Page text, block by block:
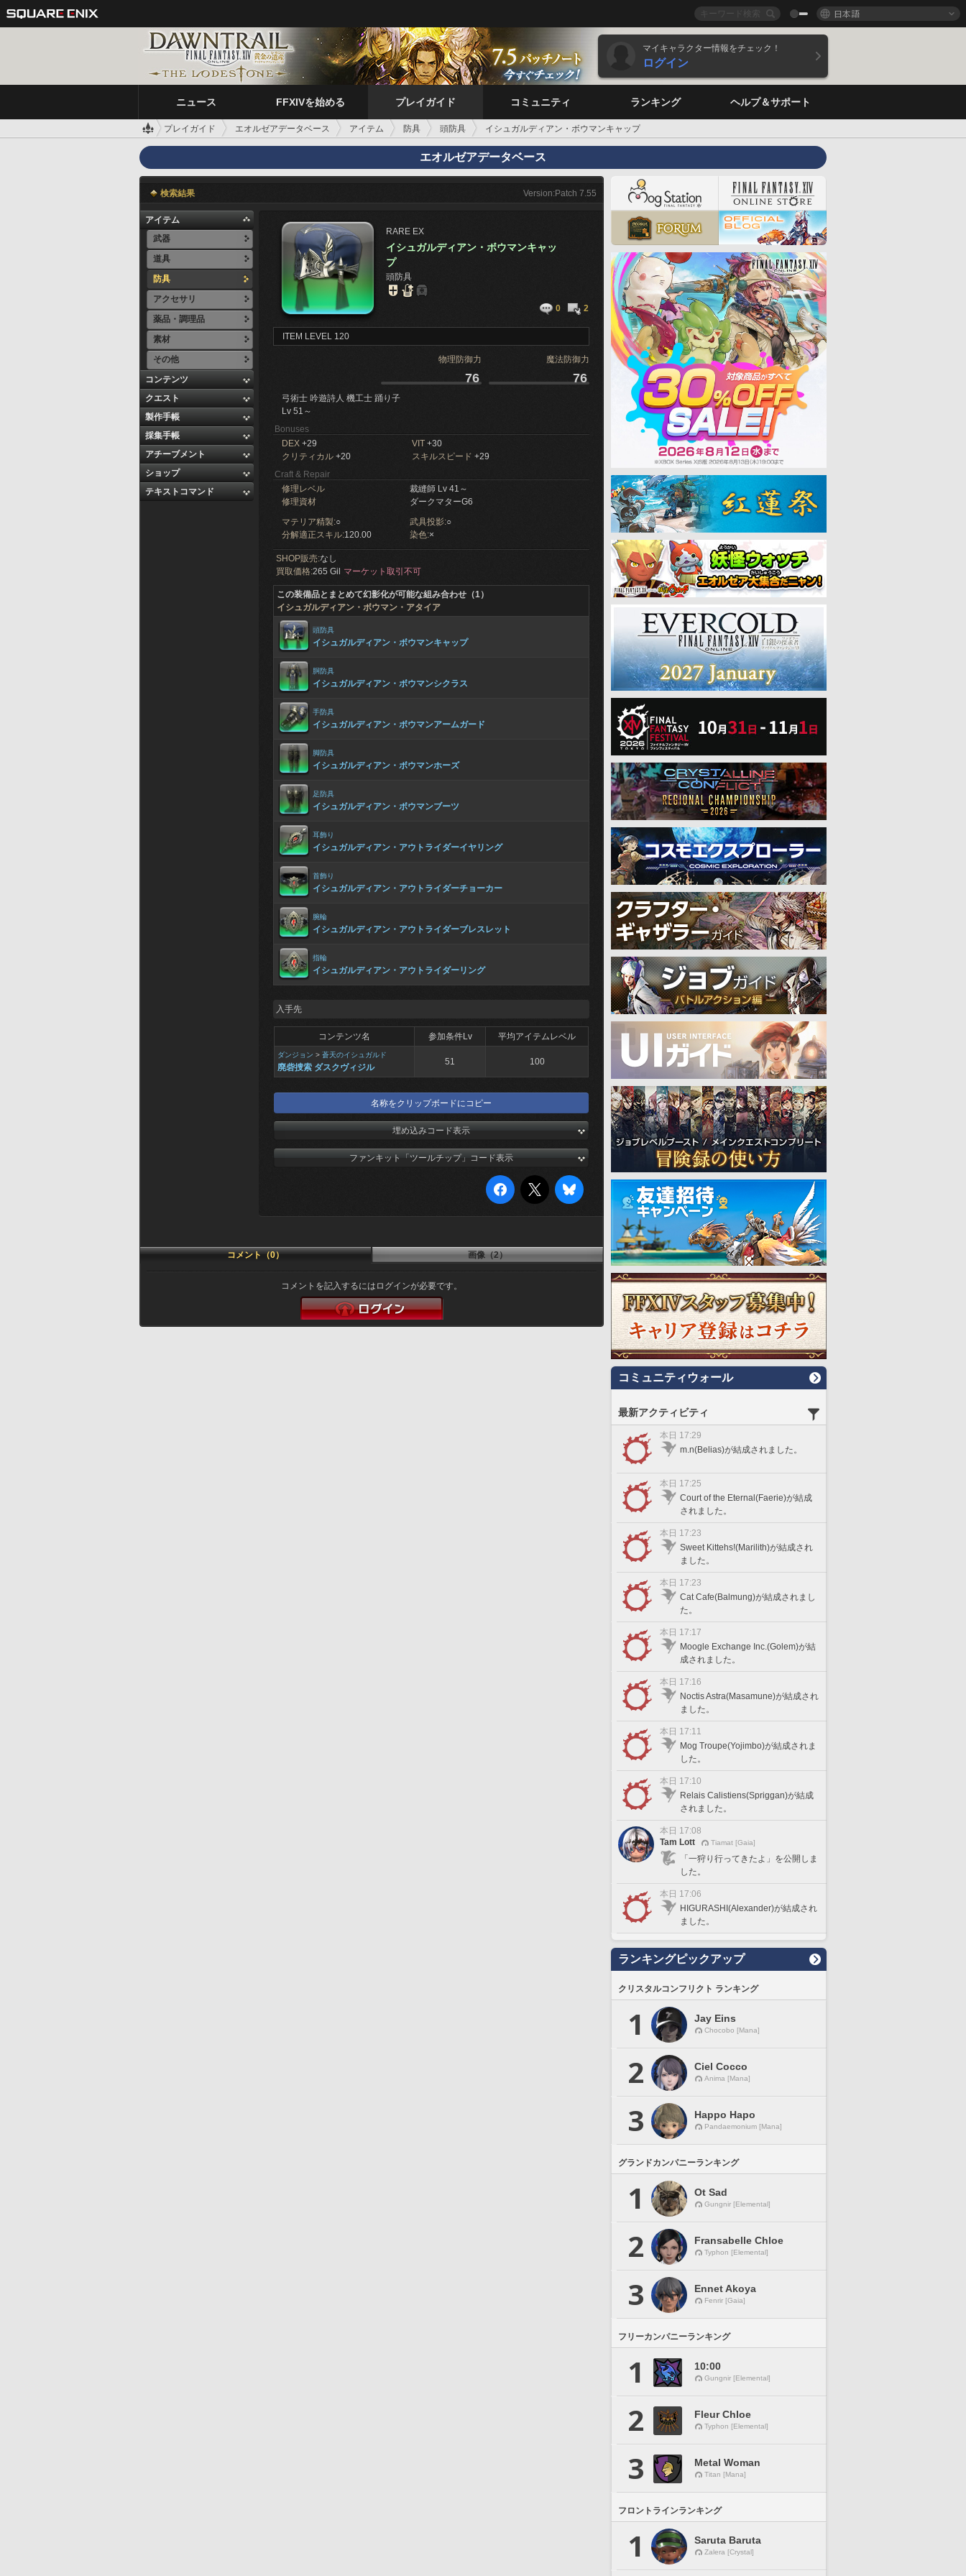
日本語
マイキャラクター情報をチェック！
ログイン
ニュース FFXIVを始める プレイガイド コミュニティ ランキング ヘルプ＆サポート
プレイガイド エオルゼアデータベース アイテム 防具 頭防具 イシュガルディアン・ボウマンキャップ
エオルゼアデータベース
検索結果 Version:Patch 7.55
アイテム
武器
道具
防具
アクセサリ
薬品・調理品
素材
その他
コンテンツ
クエスト
製作手帳
採集手帳
アチーブメント
ショップ
テキストコマンド
RARE EX
イシュガルディアン・ボウマンキャッ
プ
頭防具
0 2
ITEM LEVEL 120
物理防御力 魔法防御力
76 76
弓術士 吟遊詩人 機工士 踊り子
Lv 51～
Bonuses
DEX +29 VIT +30
クリティカル +20 スキルスピード +29
Craft & Repair
修理レベル
裁縫師 Lv 41～
修理資材
ダークマターG6
マテリア精製:○ 武具投影:○
分解適正スキル:120.00 染色:×
SHOP販売:なし
買取価格:265 Gil マーケット取引不可
この装備品とまとめて幻影化が可能な組み合わせ（1）
イシュガルディアン・ボウマン・アタイア
頭防具
イシュガルディアン・ボウマンキャップ
胴防具
イシュガルディアン・ボウマンシクラス
手防具
イシュガルディアン・ボウマンアームガード
脚防具
イシュガルディアン・ボウマンホーズ
足防具
イシュガルディアン・ボウマンブーツ
耳飾り
イシュガルディアン・アウトライダーイヤリング
首飾り
イシュガルディアン・アウトライダーチョーカー
腕輪
イシュガルディアン・アウトライダーブレスレット
指輪
イシュガルディアン・アウトライダーリング
入手先
コンテンツ名 参加条件Lv 平均アイテムレベル
ダンジョン > 蒼天のイシュガルド
廃砦捜索 ダスクヴィジル
51 100
名称をクリップボードにコピー
埋め込みコード表示
ファンキット「ツールチップ」コード表示
コメント（0） 画像（2）
コメントを記入するにはログインが必要です。
コミュニティウォール
最新アクティビティ
本日 17:29
m.n(Belias)が結成されました。
本日 17:25
Court of the Eternal(Faerie)が結成
されました。
本日 17:23
Sweet Kittehs!(Marilith)が結成され
ました。
本日 17:23
Cat Cafe(Balmung)が結成されまし
た。
本日 17:17
Moogle Exchange Inc.(Golem)が結
成されました。
本日 17:16
Noctis Astra(Masamune)が結成され
ました。
本日 17:11
Mog Troupe(Yojimbo)が結成されま
した。
本日 17:10
Relais Calistiens(Spriggan)が結成
されました。
本日 17:08
Tam Lott
Tiamat [Gaia]
「一狩り行ってきたよ」を公開しま
した。
本日 17:06
HIGURASHI(Alexander)が結成され
ました。
ランキングピックアップ
クリスタルコンフリクト ランキング
1 Jay Eins
Chocobo [Mana]
2 Ciel Cocco
Anima [Mana]
3 Happo Hapo
Pandaemonium [Mana]
グランドカンパニーランキング
1 Ot Sad
Gungnir [Elemental]
2 Fransabelle Chloe
Typhon [Elemental]
3 Ennet Akoya
Fenrir [Gaia]
フリーカンパニーランキング
1 10:00
Gungnir [Elemental]
2 Fleur Chloe
Typhon [Elemental]
3 Metal Woman
Titan [Mana]
フロントラインランキング
1 Saruta Baruta
Zalera [Crystal]